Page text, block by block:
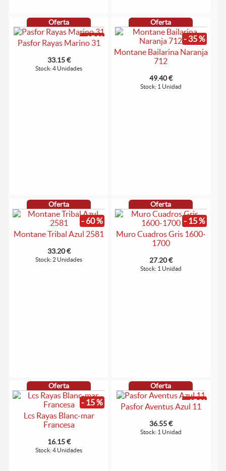
Oferta
- 15 %
Pasfor Rayas Marino 31
33.15 €
Stock: 4 Unidades
Oferta
- 35 %
Montane Bailarina Naranja
712
49.40 €
Stock: 1 Unidad
Oferta
- 60 %
Montane Tribal Azul 2581
33.20 €
Stock: 2 Unidades
Oferta
- 15 %
Muro Cuadros Gris 1600-
1700
27.20 €
Stock: 1 Unidad
Oferta
- 15 %
Lcs Rayas Blanc-mar
Francesa
16.15 €
Stock: 4 Unidades
Oferta
- 15 %
Pasfor Aventus Azul 11
36.55 €
Stock: 1 Unidad